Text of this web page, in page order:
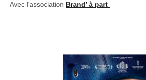
Avec l’association Brand’ à part